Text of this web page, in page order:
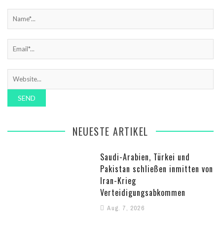
NEUESTE ARTIKEL
Saudi-Arabien, Türkei und
Pakistan schließen inmitten von
Iran-Krieg
Verteidigungsabkommen
Aug. 7, 2026